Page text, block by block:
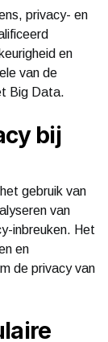
privacy- en
en
van de
Big Data.
bij
gebruik van
van
inbreuken. Het
en
de privacy van